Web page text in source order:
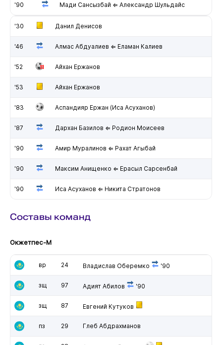
'90 Мади Сансызбай ⇐ Александр Шульдайс
'30 Данил Денисов
'46 Алмас Абдуалиев ⇐ Еламан Калиев
'52 Айхан Ержанов
'53 Айхан Ержанов
'83 Аспандияр Ержан (Иса Асуханов)
'87 Дархан Базилов ⇐ Родион Моисеев
'90 Амир Муралинов ⇐ Рахат Агыбай
'90 Максим Анищенко ⇐ Ерасыл Сарсенбай
'90 Иса Асуханов ⇐ Никита Стратонов
Составы команд
Окжетпес-М
вр 24 Владислав Оберемко '90
зщ 97 Адият Абилов '90
зщ 87 Евгений Кутуков
пз 29 Глеб Абдрахманов